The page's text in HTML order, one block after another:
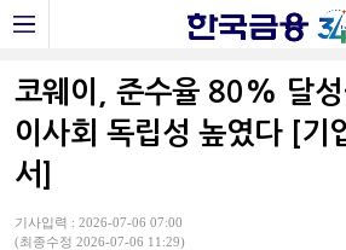
코웨이, 준수율 80% 달
이사회 독립성 높였다 [기
서]
기사입력 : 2026-07-06 07:00
(최종수정 2026-07-06 11:29)